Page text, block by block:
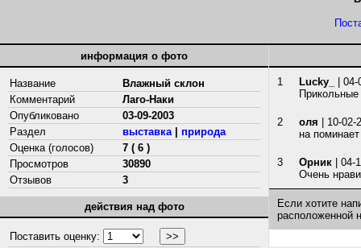
информация о фото
Название
Влажный склон
Комментарий
Лаго-Наки
Опубликовано
03-09-2003
Раздел
выставка| природа
Оценка (голосов)
7 ( 6 )
Просмотров
30890
Отзывов
3
действия над фото
Поставить оценку:
1 Lucky_
|
Прикольные
2 оля | 10-02-
на
3 Орник | 04-
Очень
Если хотите
расположенной